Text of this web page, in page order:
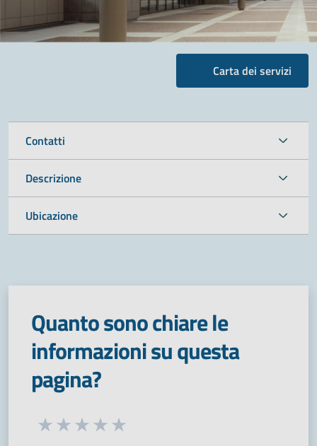
Carta dei servizi
Contatti
Descrizione
Ubicazione
Quanto sono chiare le
informazioni su questa
pagina?
Seleziona una valutazione da 1 a 5 stelle